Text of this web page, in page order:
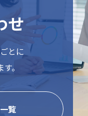
せ
とに
。
覧